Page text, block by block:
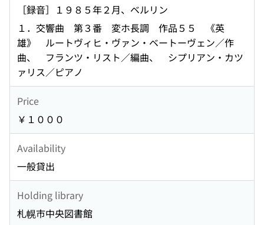
［録音］１９８５年２月、ベルリン
１．交響曲 第３番 変ホ長調 作品５５ 《英
雄》 ルートヴィヒ・ヴァン・ベートーヴェン／作
曲、 フランツ・リスト／編曲、 シプリアン・カツ
ァリス／ピアノ
Price
￥１０００
Availability
一般貸出
Holding library
札幌市中央図書館